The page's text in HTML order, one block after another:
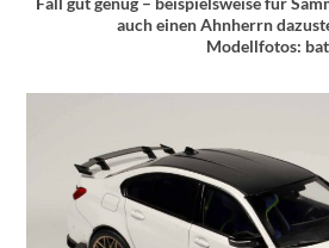
auch einen Ahnherrn
Modellfotos: bat